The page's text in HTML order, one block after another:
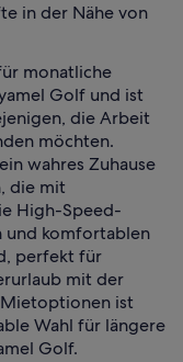
in der Nähe von
monatliche
Golf und ist
die Arbeit
möchten.
wahres Zuhause
die mit
High-Speed-
und komfortablen
perfekt für
mit der
ist
Wahl für längere
Golf.